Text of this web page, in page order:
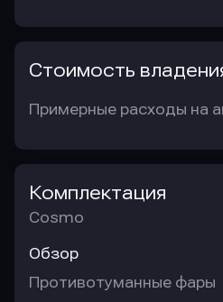
Стоимость
Примерные расходы на
Комплектация
Cosmo
Обзор
Противотуманные фары